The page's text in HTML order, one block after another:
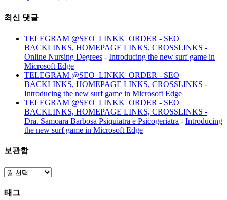
최신 댓글
TELEGRAM @SEO_LINKK_ORDER - SEO
BACKLINKS, HOMEPAGE LINKS, CROSSLINKS -
Online Nursing Degrees - Introducing the new surf game in
Microsoft Edge
TELEGRAM @SEO_LINKK_ORDER - SEO
BACKLINKS, HOMEPAGE LINKS, CROSSLINKS -
Introducing the new surf game in Microsoft Edge
TELEGRAM @SEO_LINKK_ORDER - SEO
BACKLINKS, HOMEPAGE LINKS, CROSSLINKS -
Dra. Samoara Barbosa Psiquiatra e Psicogeriatra - Introducing
the new surf game in Microsoft Edge
보관함
보
함
태그